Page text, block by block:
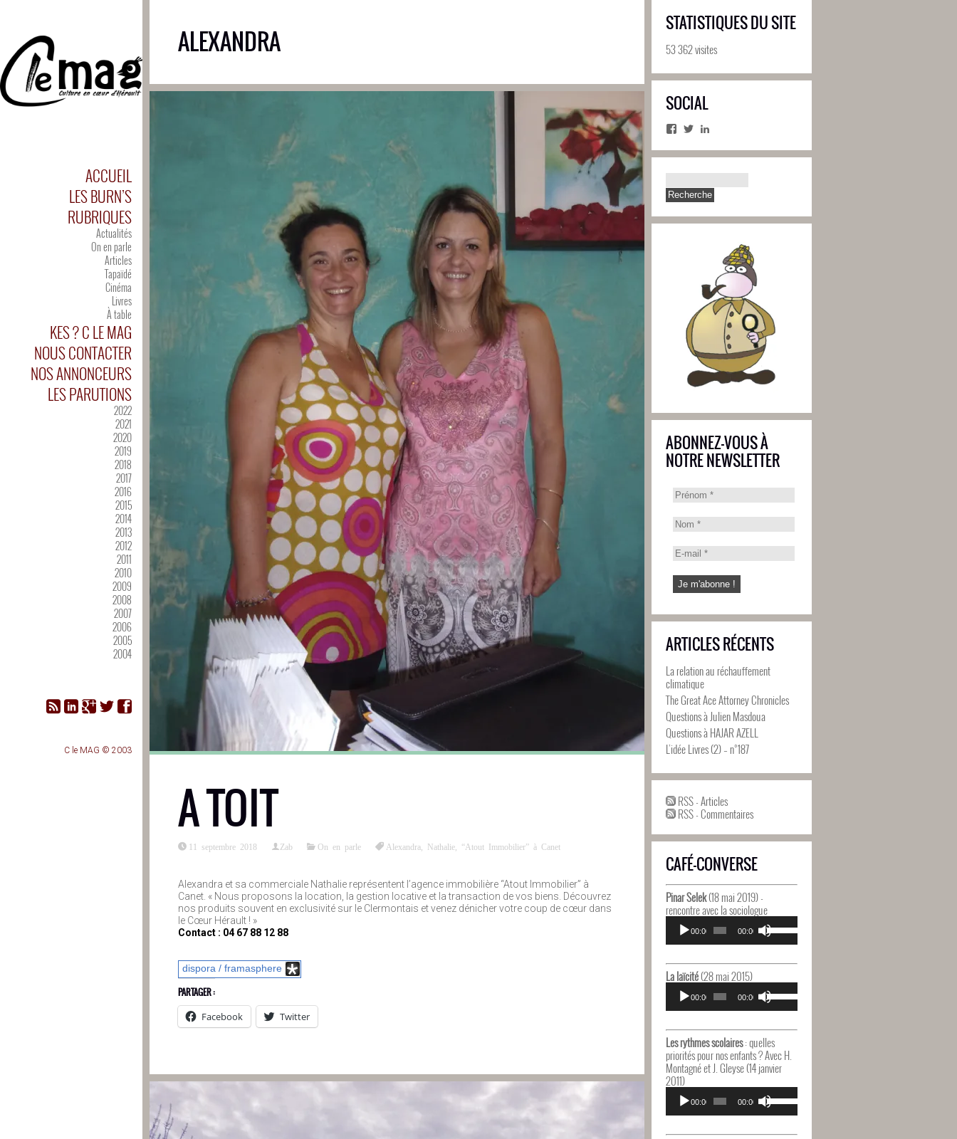
ACCUEIL
LES BURN’S
RUBRIQUES
Actualités
On en parle
Articles
Tapaïdé
Cinéma
Livres
À table
KES ? C LE MAG
NOUS CONTACTER
NOS ANNONCEURS
LES PARUTIONS
2022
2021
2020
2019
2018
2017
2016
2015
2014
2013
2012
2011
2010
2009
2008
2007
2006
2005
2004
C le MAG © 2003
ALEXANDRA
A TOIT
11 septembre 2018 Zab On en parle Alexandra Nathalie “Atout Immobilier” à Canet
Alexandra et sa commerciale Nathalie représentent l’agence immobilière “Atout Immobilier” à
Canet. « Nous proposons la location, la gestion locative et la transaction de vos biens. Découvrez
nos produits souvent en exclusivité sur le Clermontais et venez dénicher votre coup de cœur dans
le Cœur Hérault ! »
Contact : 04 67 88 12 88
dispora / framasphere
PARTAGER :
Facebook
Twitter
STATISTIQUES DU SITE
53 362 visites
SOCIAL
Facebook
Twitter
ABONNEZ-VOUS À
NOTRE NEWSLETTER
ARTICLES RÉCENTS
La relation au réchauffement
climatique
The Great Ace Attorney Chronicles
Questions à Julien Masdoua
Questions à HAJAR AZELL
L’idée Livres (2) – n°187
RSS - Articles
RSS - Commentaires
CAFÉ-CONVERSE
Pinar Selek(18 mai 2019) -
rencontre avec la sociologue
Lecteur
audio
00:00 00:00
Utilisez
les
flèches
augmenter
ou
diminuer
volume.
La laïcité(28 mai 2015)
Lecteur
audio
00:00 00:00
Utilisez
les
flèches
pour
augmenter
ou
le
volume.
Les rythmes scolaires: quelles
priorités pour nos enfants ? Avec H.
Montagné et J. Gleyse (14 janvier
2011)
Lecteur
audio
00:00 00:00
Utilisez
les
flèches